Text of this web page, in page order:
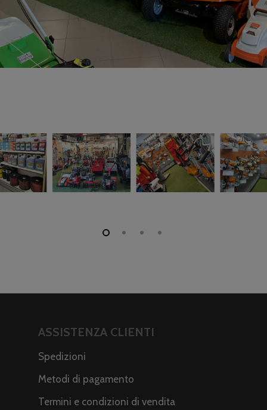
ASSISTENZA CLIENTI
Spedizioni
Metodi di pagamento
Termini e condizioni di vendita